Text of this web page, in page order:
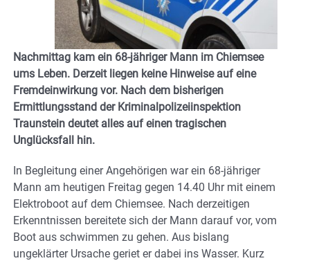
Nachmittag kam ein 68-jähriger Mann im Chiemsee
ums Leben. Derzeit liegen keine Hinweise auf eine
Fremdeinwirkung vor. Nach dem bisherigen
Ermittlungsstand der Kriminalpolizeiinspektion
Traunstein deutet alles auf einen tragischen
Unglücksfall hin.
In Begleitung einer Angehörigen war ein 68-jähriger
Mann am heutigen Freitag gegen 14.40 Uhr mit einem
Elektroboot auf dem Chiemsee. Nach derzeitigen
Erkenntnissen bereitete sich der Mann darauf vor, vom
Boot aus schwimmen zu gehen. Aus bislang
ungeklärter Ursache geriet er dabei ins Wasser. Kurz